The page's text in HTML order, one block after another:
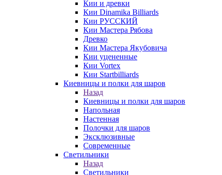
Кии и древки
Кии Dinamika Billiards
Кии РУССКИЙ
Кии Мастера Рябова
Древко
Кии Мастера Якубовича
Кии уцененные
Кии Vortex
Кии Startbilliards
Киевницы и полки для шаров
Назад
Киевницы и полки для шаров
Напольная
Настенная
Полочки для шаров
Эксклюзивные
Современные
Светильники
Назад
Светильники